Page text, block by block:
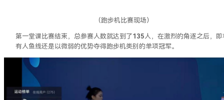
（跑步机比赛现场）
第一堂课比赛结束，总参赛人数就达到了135人，在激烈的角逐之后，即
有人鱼线还是以微弱的优势夺得跑步机类别的单项冠军。